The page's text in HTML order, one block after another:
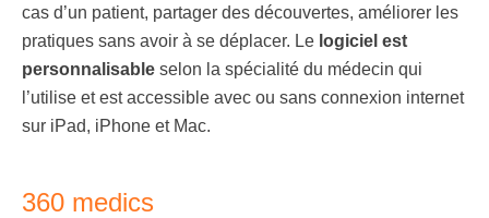
cas d’un patient, partager des découvertes, améliorer les
pratiques sans avoir à se déplacer. Le logiciel est
personnalisable selon la spécialité du médecin qui
l’utilise et est accessible avec ou sans connexion internet
sur iPad, iPhone et Mac.
360 medics